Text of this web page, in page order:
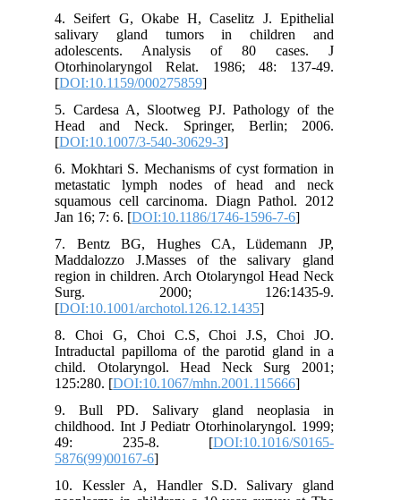
4. Seifert G, Okabe H, Caselitz J. Epithelial
salivary gland tumors in children and
adolescents. Analysis of 80 cases. J
Otorhinolaryngol Relat. 1986; 48: 137-49.
[DOI:10.1159/000275859
5. Cardesa A, Slootweg PJ. Pathology of the
Head and Neck. Springer, Berlin; 2006.
[DOI:10.1007/3-540-30629-3
6. Mokhtari S. Mechanisms of cyst formation in
metastatic lymph nodes of head and neck
squamous cell carcinoma. Diagn Pathol. 2012
Jan 16; 7: 6. [DOI:10.1186/1746-1596-7-6
7. Bentz BG, Hughes CA, Lüdemann JP,
Maddalozzo J.Masses of the salivary gland
region in children. Arch Otolaryngol Head Neck
Surg. 2000; 126:1435-9.
[DOI:10.1001/archotol.126.12.1435
8. Choi G, Choi C.S, Choi J.S, Choi JO.
Intraductal papilloma of the parotid gland in a
child. Otolaryngol. Head Neck Surg 2001;
125:280. [DOI:10.1067/mhn.2001.115666
9. Bull PD. Salivary gland neoplasia in
childhood. Int J Pediatr Otorhinolaryngol. 1999;
49: 235-8. [DOI:10.1016/S0165-
5876(99)00167-6
10. Kessler A, Handler S.D. Salivary gland